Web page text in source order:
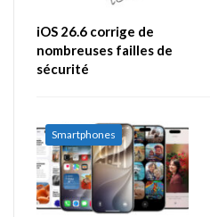
iOS 26.6 corrige de
nombreuses failles de
sécurité
Smartphones